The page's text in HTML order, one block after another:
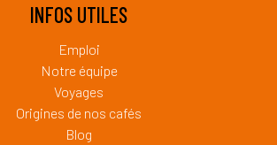
INFOS UTILES
Emploi
Notre équipe
Voyages
Origines de nos cafés
Blog